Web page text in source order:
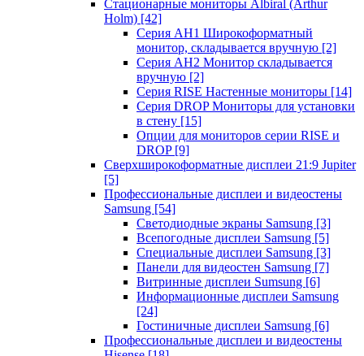
Стационарные мониторы Albiral (Arthur
Holm) [42]
Серия AH1 Широкоформатный
монитор, складывается вручную [2]
Серия AH2 Монитор складывается
вручную [2]
Серия RISE Настенные мониторы [14]
Серия DROP Мониторы для установки
в стену [15]
Опции для мониторов серии RISE и
DROP [9]
Сверхширокоформатные дисплеи 21:9 Jupiter
[5]
Профессиональные дисплеи и видеостены
Samsung [54]
Светодиодные экраны Samsung [3]
Всепогодные дисплеи Samsung [5]
Специальные дисплеи Samsung [3]
Панели для видеостен Samsung [7]
Витринные дисплеи Sumsung [6]
Информационные дисплеи Samsung
[24]
Гостиничные дисплеи Samsung [6]
Профессиональные дисплеи и видеостены